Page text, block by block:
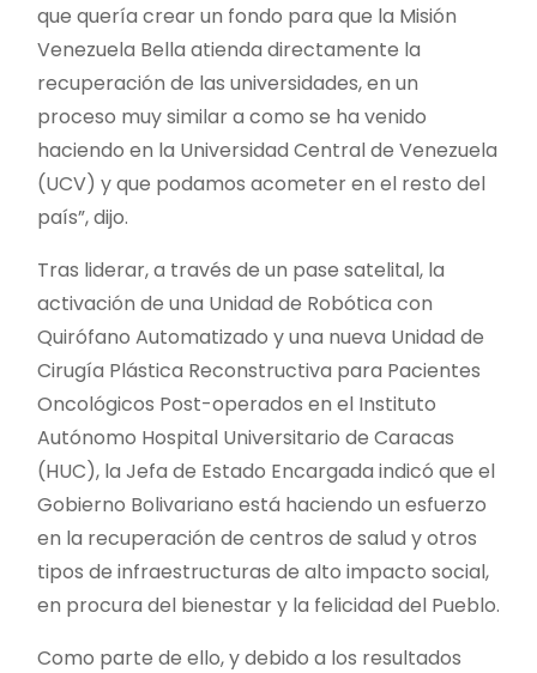
que quería crear un fondo para que la Misión
Venezuela Bella atienda directamente la
recuperación de las universidades, en un
proceso muy similar a como se ha venido
haciendo en la Universidad Central de Venezuela
(UCV) y que podamos acometer en el resto del
país”, dijo.
Tras liderar, a través de un pase satelital, la
activación de una Unidad de Robótica con
Quirófano Automatizado y una nueva Unidad de
Cirugía Plástica Reconstructiva para Pacientes
Oncológicos Post-operados en el Instituto
Autónomo Hospital Universitario de Caracas
(HUC), la Jefa de Estado Encargada indicó que el
Gobierno Bolivariano está haciendo un esfuerzo
en la recuperación de centros de salud y otros
tipos de infraestructuras de alto impacto social,
en procura del bienestar y la felicidad del Pueblo.
Como parte de ello, y debido a los resultados